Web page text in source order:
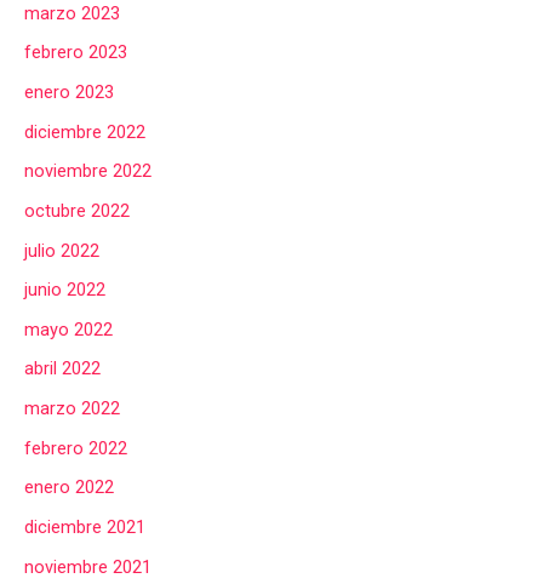
marzo 2023
febrero 2023
enero 2023
diciembre 2022
noviembre 2022
octubre 2022
julio 2022
junio 2022
mayo 2022
abril 2022
marzo 2022
febrero 2022
enero 2022
diciembre 2021
noviembre 2021